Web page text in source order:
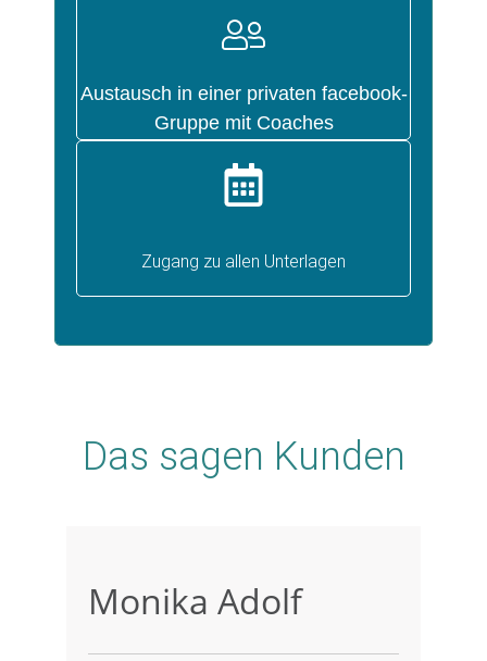
Austausch in einer privaten facebook-
Gruppe mit Coaches
Zugang zu allen Unterlagen
Das sagen Kunden
Monika Adolf